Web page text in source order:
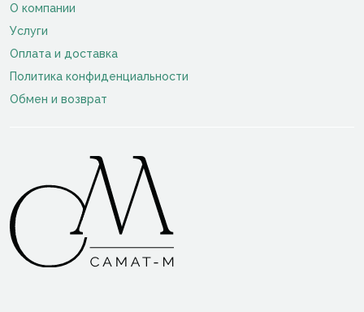
О компании
Услуги
Оплата и доставка
Политика конфиденциальности
Обмен и возврат